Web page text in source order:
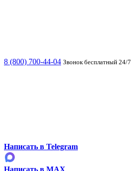
8 (800) 700-44-04 Звонок бесплатный 24/7
Написать в Telegram
Написать в MAX